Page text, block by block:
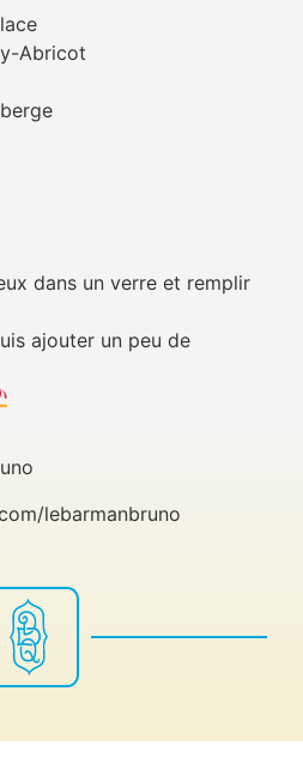
Abricot
dans un verre et remplir
ajouter un peu de
lebarmanbruno